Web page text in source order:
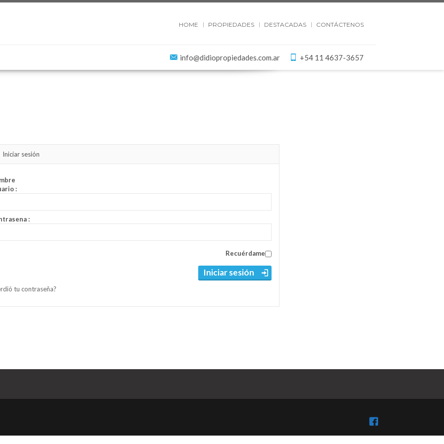
HOME PROPIEDADES DESTACADAS CONTÁCTENOS
+54 11 4637-3657
info@didiopropiedades.com.ar
Iniciar sesión
:
:
Recuérdame
Iniciar sesión
tu contraseña?
Facebook